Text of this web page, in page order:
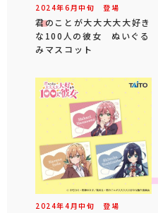
2024年6 月中旬 登場
君のことが大大大大大好き
な100人の彼女 ぬいぐる
みマスコット
2024年4 月中旬 登場